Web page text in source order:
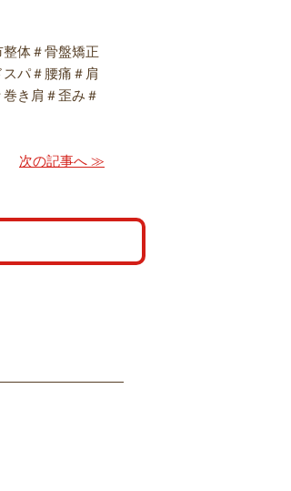
体＃骨盤矯正
パ＃腰痛＃肩
き肩＃歪み＃
次の記事へ ≫